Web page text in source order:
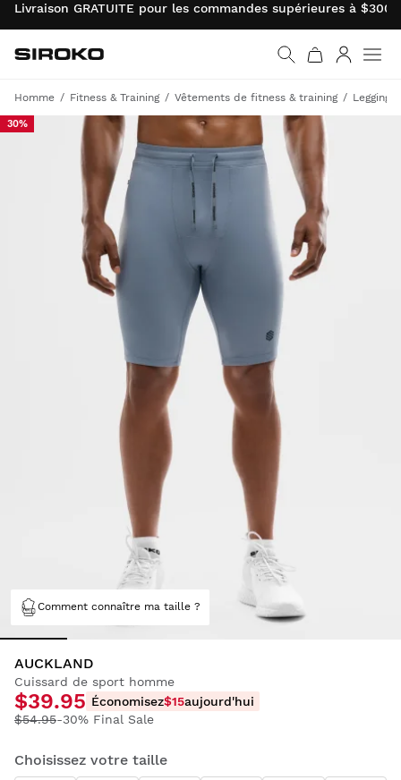
Livraison GRATUITE pour les commandes supérieures à
Retourner à la page
Siroko.com
Homme Fitness & Training Vêtements de fitness & training Leggings
30%
Comment connaître ma taille ?
AUCKLAND
Cuissard de sport homme
$39.95 Économisez$15aujourd'hui
$54.95-30% Final Sale
Choisissez votre taille